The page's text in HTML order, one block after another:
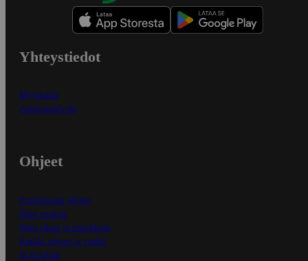
Yhteystiedot
Myymälät
Asiakaspalvelu
Ohjeet
Ensitilaajan ohjeet
Näin maksat
Näin tilaat ja muokkaat
Kaikki ohjeet ja vinkit
In English